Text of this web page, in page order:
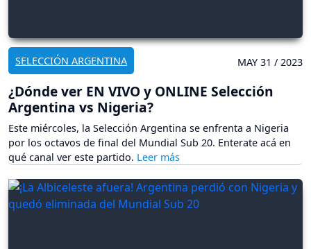
SELECCIÓN ARGENTINA MAY 31 / 2023
¿Dónde ver EN VIVO y ONLINE Selección
Argentina vs Nigeria?
Este miércoles, la Selección Argentina se enfrenta a Nigeria
por los octavos de final del Mundial Sub 20. Enterate acá en
qué canal ver este partido.